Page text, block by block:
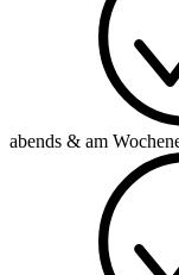
abends & am